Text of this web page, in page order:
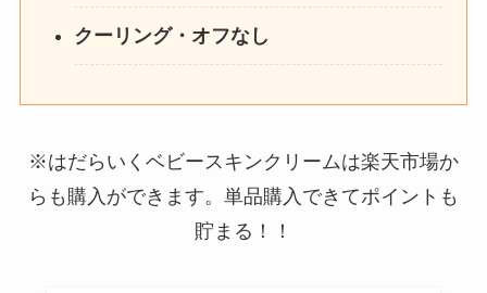
クーリング・オフなし
※はだらいくベビースキンクリームは楽天市場か
らも購入ができます。単品購入できてポイントも
貯まる！！